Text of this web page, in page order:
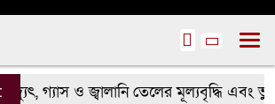
গ্যাস ও জ্বালানি তেলের মূল্যবৃদ্ধি এবং